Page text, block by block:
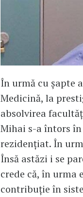
În urmă cu șapte
Medicină, la
absolvirea
Mihai s-a întors în
rezidențiat. În
Însă astăzi i se
crede că, în urma
contribuție în